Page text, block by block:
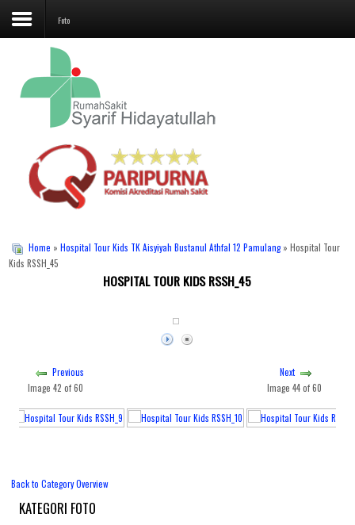
Beranda
Layanan
Unit Penunjang
Jadwal Dokter
Promo
PENDAFTARAN ONLINE
Foto
Home » Hospital Tour Kids TK Aisyiyah Bustanul Athfal 12 Pamulang» Hospital Tour
Kids RSSH_45
HOSPITAL TOUR KIDS RSSH_45
Previous
Image 42 of 60
Next
Image 44 of 60
Back to Category Overview
KATEGORI FOTO